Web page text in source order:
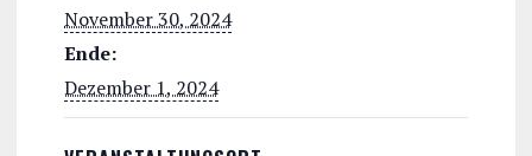
November 30, 2024
Ende:
Dezember 1, 2024